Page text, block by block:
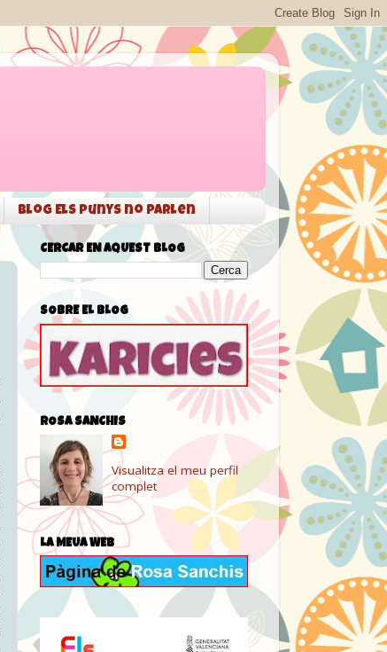
Blog Els punys no parlen
CERCAR EN AQUEST BLOG
SOBRE EL BLOG
ROSA SANCHIS
Visualitza el meu perfil
complet
LA MEUA WEB